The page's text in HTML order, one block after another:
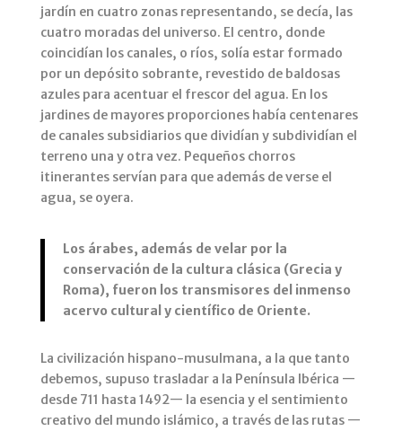
jardín en cuatro zonas representando, se decía, las
cuatro moradas del universo. El centro, donde
coincidían los canales, o ríos, solía estar formado
por un depósito sobrante, revestido de baldosas
azules para acentuar el frescor del agua. En los
jardines de mayores proporciones había centenares
de canales subsidiarios que dividían y subdividían el
terreno una y otra vez. Pequeños chorros
itinerantes servían para que además de verse el
agua, se oyera.
Los árabes, además de velar por la
conservación de la cultura clásica (Grecia y
Roma), fueron los transmisores del inmenso
acervo cultural y científico de Oriente.
La civilización hispano-musulmana, a la que tanto
debemos, supuso trasladar a la Península Ibérica —
desde 711 hasta 1492— la esencia y el sentimiento
creativo del mundo islámico, a través de las rutas —